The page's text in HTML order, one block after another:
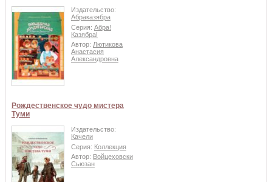
Издательство:
Абраказябра
Серия: Абра!
Казябра!
Автор: Лютикова
Анастасия
Александровна
Рождественское чудо мистера
Туми
Издательство:
Качели
Серия: Коллекция
Автор: Войцеховски
Сьюзан